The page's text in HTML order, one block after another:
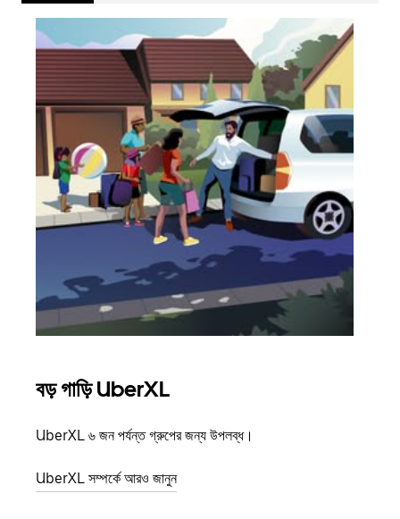
বড় গাড়ি UberXL
UberXL ৬ জন পর্যন্ত গ্রুপের জন্য উপলব্ধ।
UberXL সম্পর্কে আরও জানুন